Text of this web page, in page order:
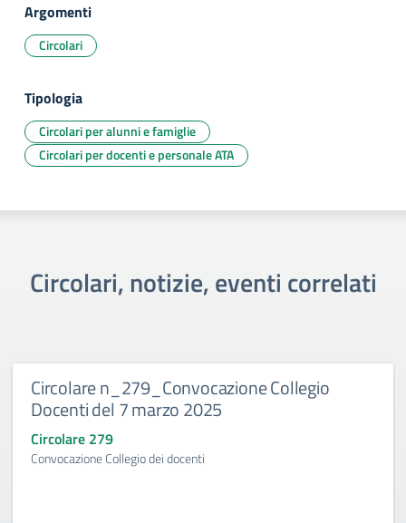
Argomenti
Circolari
Tipologia
Circolari per alunni e famiglie
Circolari per docenti e personale ATA
Circolari, notizie, eventi correlati
Circolare n_279_Convocazione Collegio
Docenti del 7 marzo 2025
Circolare 279
Convocazione Collegio dei docenti